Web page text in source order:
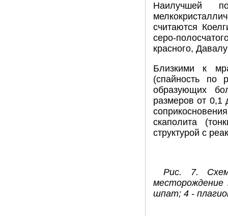
Наилучшей
считаются
серо-
красного,
Близкими к
(спайность по
образующих
размеров от 0,1
скаполита
структурой с
Рис. 7.
месторождение
шпат; 4 -